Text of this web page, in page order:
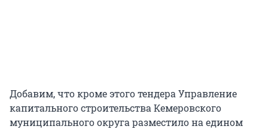
Добавим, что кроме этого тендера Управление
капитального строительства Кемеровского
муниципального округа разместило на едином